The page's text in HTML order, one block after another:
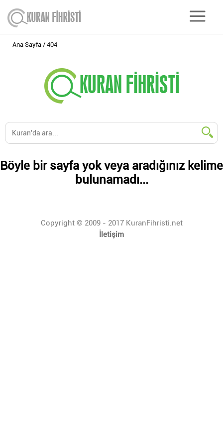
Ana Sayfa 404
Böyle bir sayfa yok veya aradığınız kelime
bulunamadı...
Copyright © 2009 - 2017 KuranFihristi.net
İletişim